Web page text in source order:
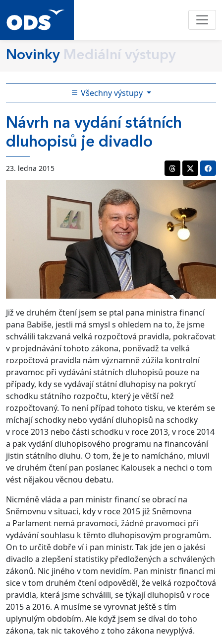
Novinky Mediální výstupy
Všechny výstupy
Návrh na vydání státních
dluhopisů je divadlo
23. ledna 2015
Již ve druhém čtení jsem se ptal pana ministra financí
pana Babiše, jestli má smysl s ohledem na to, že jsme
schválili takzvaná velká rozpočtová pravidla, pokračovat
v projednávání tohoto zákona, poněvadž ta velká
rozpočtová pravidla nám významně zúžila kontrolní
pravomoc při vydávání státních dluhopisů pouze na
případy, kdy se vydávají státní dluhopisy na pokrytí
schodku státního rozpočtu, který je větší než
rozpočtovaný. To není případ tohoto tisku, ve kterém se
míchají schodky nebo vydání dluhopisů na schodky
v roce 2013 nebo části schodku v roce 2013, v roce 2014
a pak vydání dluhopisového programu na financování
jistin státního dluhu. O tom, že je to namícháno, mluvil
ve druhém čtení pan poslanec Kalousek a nechci o tom
vést nějakou věcnou debatu.
Nicméně vláda a pan ministr financí se obrací na
Sněmovnu v situaci, kdy v roce 2015 již Sněmovna
a Parlament nemá pravomoci, žádné pravomoci při
vydávání souhlasu k těmto dluhopisovým programům.
On to určitě dobře ví i pan ministr. Tak jde jen o jakési
divadlo a zlepšení statistiky předložených a schválených
zákonů. Nic jiného v tom nevidím. Pan ministr financí mi
sice v tom druhém čtení odpověděl, že velká rozpočtová
pravidla, která jsme schválili, se týkají dluhopisů v roce
2015 a 2016. A musíme se vyrovnat ještě s tím
uplynulým obdobím. Ale když jsem se díval do toho
zákona, tak nic takového z toho zákona nevyplývá.